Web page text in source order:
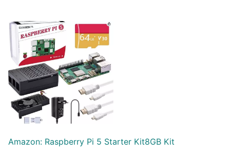
Amazon: Raspberry Pi 5 Starter Kit8GB Kit